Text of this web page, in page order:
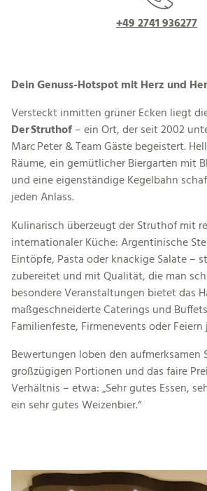
+49 2741 936277
Dein Genuss-Hotspot mit Herz und
Versteckt inmitten grüner Ecken liegt
Der Struthof– ein Ort, der seit 2002
Marc Peter & Team Gäste begeistert.
Räume, ein gemütlicher Biergarten mit
und eine eigenständige Kegelbahn
jeden Anlass.
Kulinarisch überzeugt der Struthof mit
internationaler Küche: Argentinische
Eintöpfe, Pasta oder knackige Salate –
zubereitet und mit Qualität, die man
besondere Veranstaltungen bietet das
maßgeschneiderte Caterings und
Familienfeste, Firmenevents oder Feiern
Bewertungen loben den aufmerksamen
großzügigen Portionen und das faire
Verhältnis – etwa: „Sehr gutes Essen,
ein sehr gutes Weizenbier.“